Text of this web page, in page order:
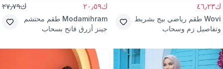
ك٤٦٫٢٣
Wovi طقم رياضي بيج بشريط
وتفاصيل زم وسحاب
ك٢٠٫٥٩ ك٢٧٫٧٩
Modamihram طقم محتشم
جينز أزرق فاتح بسحاب